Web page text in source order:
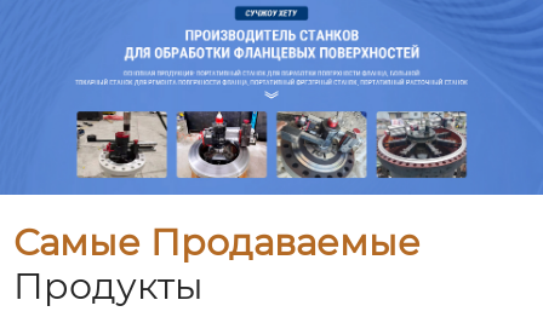
Самые Продаваемые
Продукты